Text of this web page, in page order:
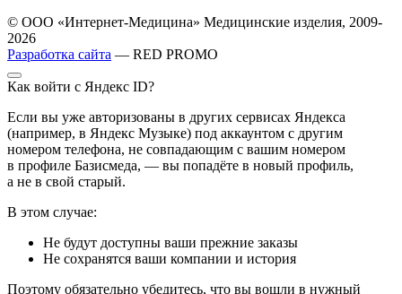
© ООО «Интернет-Медицина» Медицинские изделия, 2009-
2026
Разработка сайта — RED PROMO
Как войти с Яндекс ID?
Если вы уже авторизованы в других сервисах Яндекса
(например, в Яндекс Музыке) под аккаунтом с другим
номером телефона, не совпадающим с вашим номером
в профиле Базисмеда, — вы попадёте в новый профиль,
а не в свой старый.
В этом случае:
Не будут доступны ваши прежние заказы
Не сохранятся ваши компании и история
Поэтому обязательно убедитесь, что вы вошли в нужный